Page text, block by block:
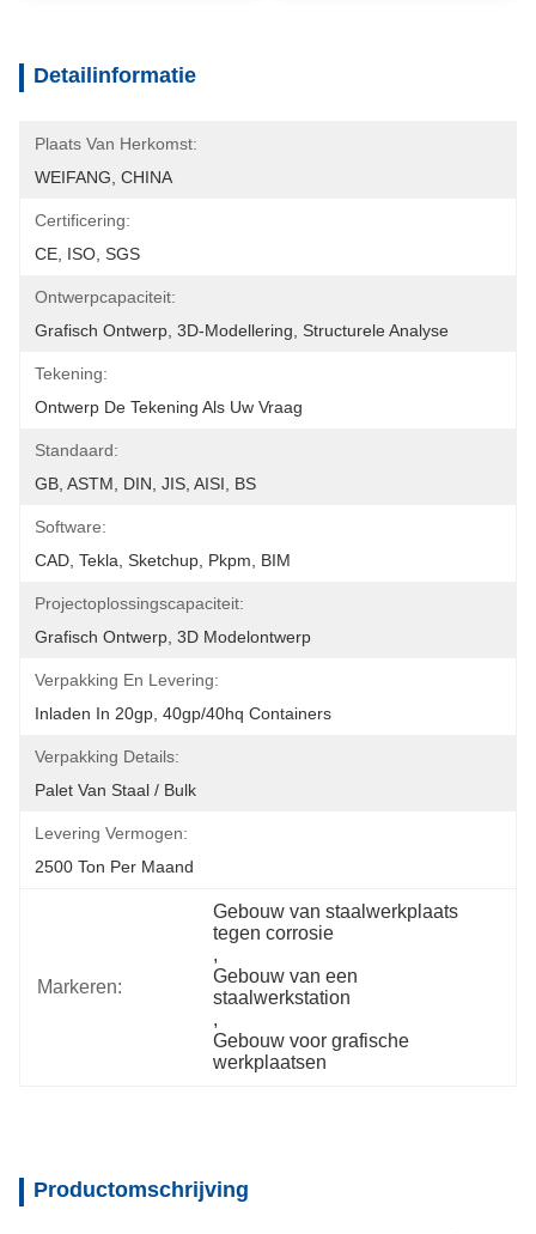
Detailinformatie
Plaats Van Herkomst:
WEIFANG, CHINA
Certificering:
CE, ISO, SGS
Ontwerpcapaciteit:
Grafisch Ontwerp, 3D-Modellering, Structurele Analyse
Tekening:
Ontwerp De Tekening Als Uw Vraag
Standaard:
GB, ASTM, DIN, JIS, AISI, BS
Software:
CAD, Tekla, Sketchup, Pkpm, BIM
Projectoplossingscapaciteit:
Grafisch Ontwerp, 3D Modelontwerp
Verpakking En Levering:
Inladen In 20gp, 40gp/40hq Containers
Verpakking Details:
Palet Van Staal / Bulk
Levering Vermogen:
2500 Ton Per Maand
Markeren:
Gebouw van staalwerkplaats
tegen corrosie
,
Gebouw van een
staalwerkstation
,
Gebouw voor grafische
werkplaatsen
Productomschrijving